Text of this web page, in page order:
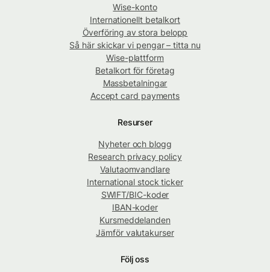
Wise-konto
Internationellt betalkort
Överföring av stora belopp
Så här skickar vi pengar – titta nu
Wise-plattform
Betalkort för företag
Massbetalningar
Accept card payments
Resurser
Nyheter och blogg
Research privacy policy
Valutaomvandlare
International stock ticker
SWIFT/BIC-koder
IBAN-koder
Kursmeddelanden
Jämför valutakurser
Följ oss